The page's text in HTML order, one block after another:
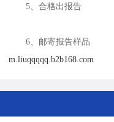
5、合格出报告
6、邮寄报告样品
m.liuqqqqq.b2b168.com